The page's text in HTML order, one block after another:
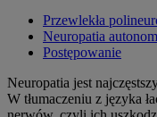
Przewlekła
Neuropatia
Postępowanie
Neuropatia jest
W tłumaczeniu z języka